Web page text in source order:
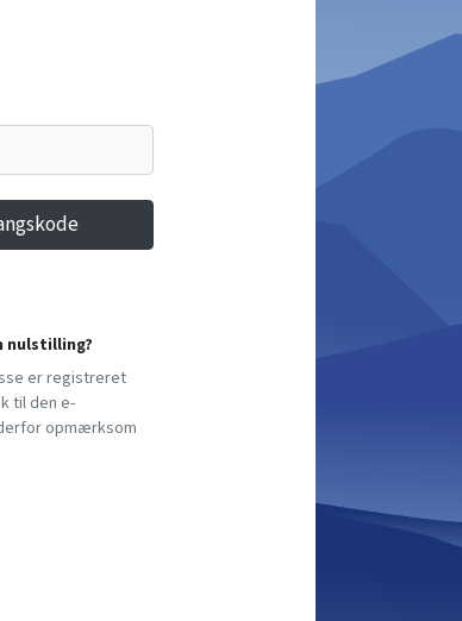
nulstilling?
er registreret
til den e-
opmærksom